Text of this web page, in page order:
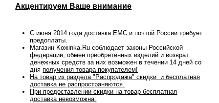
Акцентируем Ваше внимание
С июня 2014 года доставка ЕМС и почтой России требует
предоплаты.
Магазин Koжinka.Ru соблюдает законы Российской
федерации, обмен приобретённых изделий и возврат
денежных средств за них возможен в течении 14 дней со
дняполучения товара покупателем!
На товар из раздела "Распродажа" скидки и бесплатная
доставка не распространяются.
При предоставлении скидки на товар бесплатная
доставка невозможна.